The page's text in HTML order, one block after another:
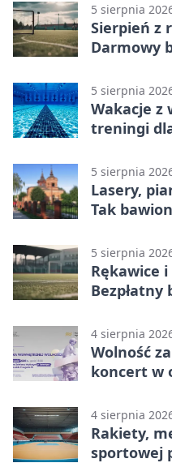
5 sierpnia
Sierpień z
Darmowy
5 sierpnia
Wakacje z
treningi
5 sierpnia
Lasery,
Tak
5 sierpnia
Rękawice
Bezpłatny
4 sierpnia
Wolność
koncert w
4 sierpnia
Rakiety,
sportowej